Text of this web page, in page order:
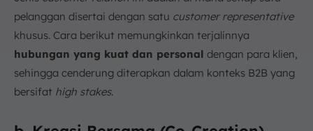
pelanggan disertai dengan satu customer representative
khusus. Cara berikut memungkinkan terjalinnya
hubungan yang kuat dan personal dengan para klien,
sehingga cenderung diterapkan dalam konteks B2B yang
bersifat high stakes.